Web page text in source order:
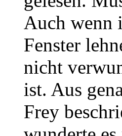
Auch wenn
Fenster
nicht
ist. Aus
Frey